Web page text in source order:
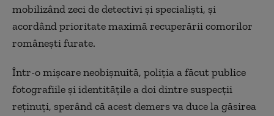
mobilizând zeci de detectivi și specialiști, și
acordând prioritate maximă recuperării comorilor
românești furate.
Într-o mișcare neobișnuită, poliția a făcut publice
fotografiile și identitățile a doi dintre suspecții
reținuți, sperând că acest demers va duce la găsirea